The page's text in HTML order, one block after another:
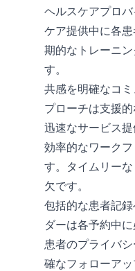
ヘルスケアプロ
ケア提供中に各
期的なトレーニ
す。
共感を明確なコ
プローチは支援
迅速なサービス
効率的なワーク
す。タイムリー
欠です。
包括的な患者記
ダーは各予約中
患者のプライバ
確なフォローア